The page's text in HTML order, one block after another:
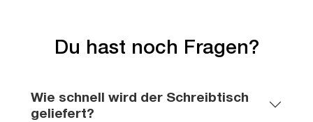
Du hast noch Fragen?
Wie schnell wird der Schreibtisch
geliefert?